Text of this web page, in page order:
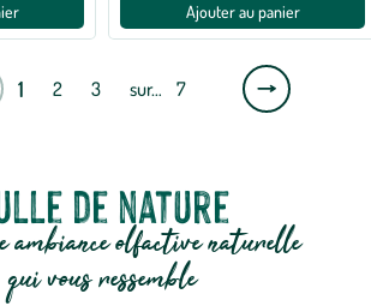
Ajouter au panier
1 2 3 sur… 7
Page
suivante
de nature
olfactive naturelle
qui vous ressemble